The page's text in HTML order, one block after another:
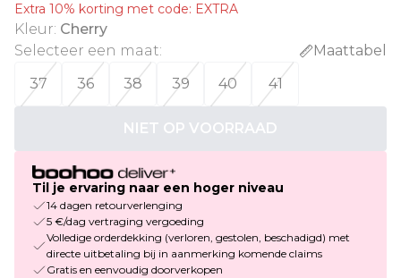
Extra 10% korting met code: EXTRA
Kleur: Cherry
Selecteer een maat:
Maattabel
37
36 38 39 40 41
NIET OP VOORRAAD
Til je ervaring naar een hoger niveau
14 dagen retourverlenging
5 €/dag vertraging vergoeding
Volledige orderdekking (verloren, gestolen, beschadigd) met
directe uitbetaling bij in aanmerking komende claims
Gratis en eenvoudig doorverkopen